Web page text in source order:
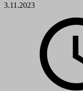
3.11.2023